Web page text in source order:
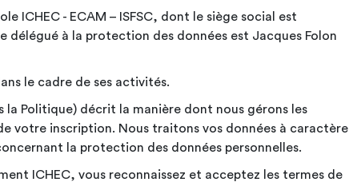
ICHEC - ECAM – ISFSC, dont le siège social est
délégué à la protection des données est Jacques Folon
le cadre de ses activités.
Politique) décrit la manière dont nous gérons les
votre inscription. Nous traitons vos données à caractère
la protection des données personnelles.
ICHEC, vous reconnaissez et acceptez les termes de